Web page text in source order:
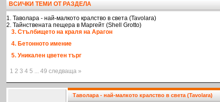
ВСИЧКИ ТЕМИ ОТ РАЗДЕЛА
1. Таволара - най-малкото кралство в света (Tavolara)
2. Тайнствената пещера в Маргейт (Shell Grotto)
3. Стълбището на краля на Арагон
4. Бетонното имение
5. Уникален цветен търг
1 2 3 4 5 ... 49 следваща »
Таволара - най-малкото кралство в света (Tavolara)